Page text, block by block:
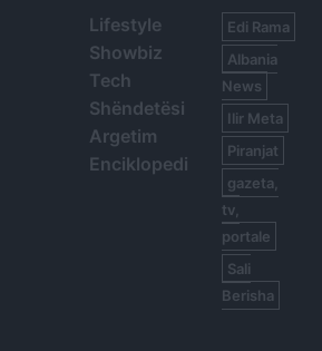
Lifestyle
Showbiz
Tech
Shëndetësi
Argetim
Enciklopedi
Edi Rama
Albania
News
Ilir Meta
Piranjat
gazeta,
tv,
portale
Sali
Berisha